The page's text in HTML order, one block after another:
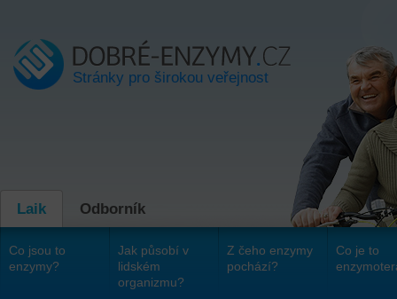
Stránky pro širokou veřejnost
Laik Odborník
Co jsou to
enzymy?
Jak působí v
lidském
organizmu?
Z čeho enzymy
pochází?
Co je to